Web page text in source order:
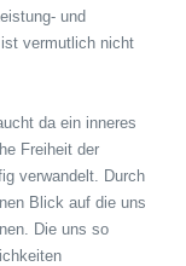
und
vermutlich nicht
da ein inneres
Freiheit der
verwandelt. Durch
Blick auf die uns
Die uns so